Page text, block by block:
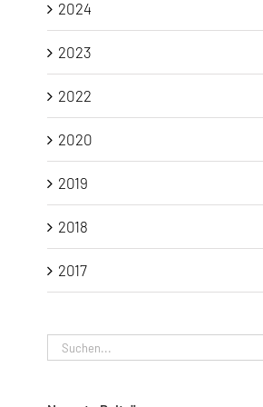
2024
2023
2022
2020
2019
2018
2017
Suche